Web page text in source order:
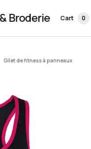
Broderie Cart 0
Gilet de fitness à panneaux